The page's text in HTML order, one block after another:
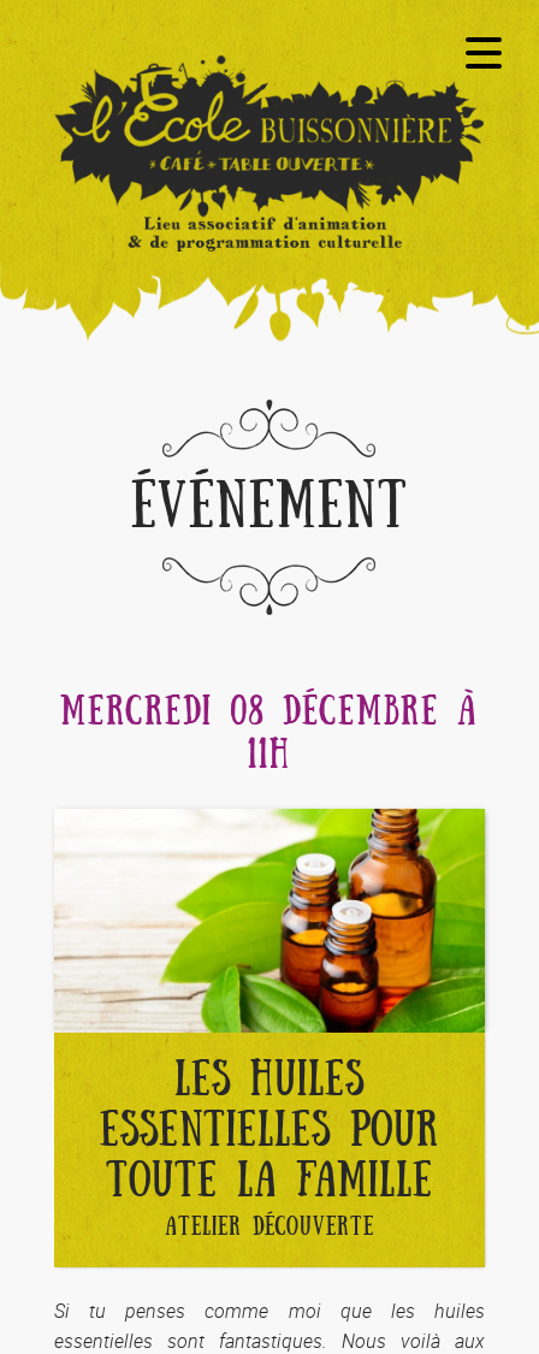
ÉVÉNEMENT
MERCREDI 08 DÉCEMBRE À
11H
LES HUILES
ESSENTIELLES POUR
TOUTE LA FAMILLE
ATELIER DÉCOUVERTE
Si tu penses comme moi que les huiles
essentielles sont fantastiques. Nous voilà aux